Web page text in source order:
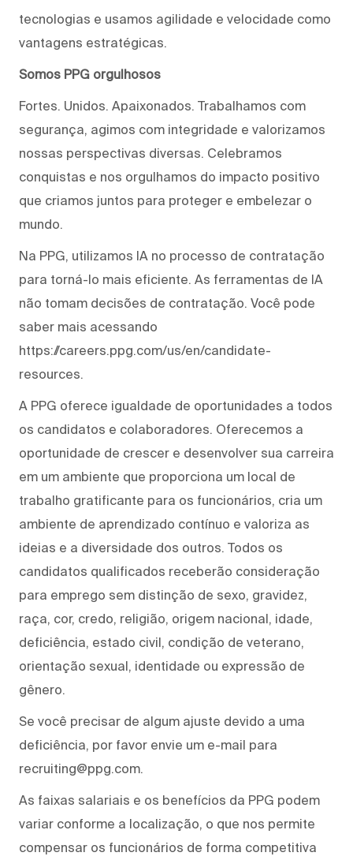
tecnologias e usamos agilidade e velocidade como
vantagens estratégicas.
Somos PPG orgulhosos
Fortes. Unidos. Apaixonados. Trabalhamos com
segurança, agimos com integridade e valorizamos
nossas perspectivas diversas. Celebramos
conquistas e nos orgulhamos do impacto positivo
que criamos juntos para proteger e embelezar o
mundo.
Na PPG, utilizamos IA no processo de contratação
para torná-lo mais eficiente. As ferramentas de IA
não tomam decisões de contratação. Você pode
saber mais acessando
https://careers.ppg.com/us/en/candidate-
resources.
A PPG oferece igualdade de oportunidades a todos
os candidatos e colaboradores. Oferecemos a
oportunidade de crescer e desenvolver sua carreira
em um ambiente que proporciona um local de
trabalho gratificante para os funcionários, cria um
ambiente de aprendizado contínuo e valoriza as
ideias e a diversidade dos outros. Todos os
candidatos qualificados receberão consideração
para emprego sem distinção de sexo, gravidez,
raça, cor, credo, religião, origem nacional, idade,
deficiência, estado civil, condição de veterano,
orientação sexual, identidade ou expressão de
gênero.
Se você precisar de algum ajuste devido a uma
deficiência, por favor envie um e-mail para
recruiting@ppg.com.
As faixas salariais e os benefícios da PPG podem
variar conforme a localização, o que nos permite
compensar os funcionários de forma competitiva